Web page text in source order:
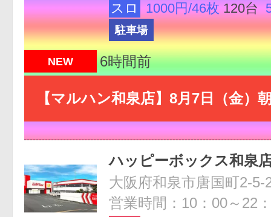
スロ
1000円/46枚 120台
駐車場
NEW 6時間前
【マルハン和泉店】8月7日（金）
ハッピーボックス和泉
大阪府和泉市唐国町2-5-
営業時間：10：00～22